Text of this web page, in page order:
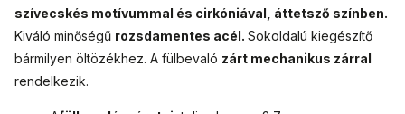
szívecskés motívummal és cirkóniával, áttetsző színben.
Kiváló minőségű rozsdamentes acél. Sokoldalú kiegészítő
bármilyen öltözékhez. A fülbevaló zárt mechanikus zárral
rendelkezik.